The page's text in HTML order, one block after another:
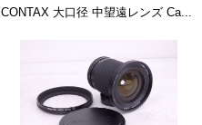
CONTAX 大口径 中望遠レンズ Ca...